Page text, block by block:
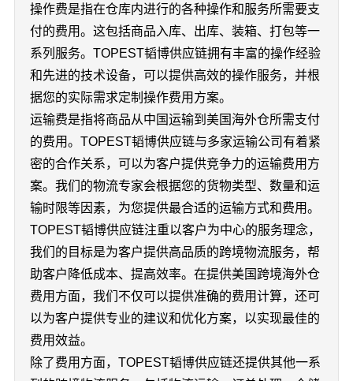
操作费是指在仓库内进行的各种操作和服务所需要支
付的费用。这包括商品入库、出库、装箱、打包等一
系列服务。TOPEST韬博供应链拥有丰富的操作经验
和先进的技术设备，可以提供高效的操作服务，并根
据您的实际需求定制操作费用方案。
运输费是指将商品从中国运输到美国海外仓所需支付
的费用。TOPEST韬博供应链与多家运输公司有着紧
密的合作关系，可以为客户提供竞争力的运输费用方
案。我们的物流专家会根据您的货物类型、数量和运
输时限等因素，为您提供最合适的运输方式和费用。
TOPEST韬博供应链注重以客户为中心的服务理念，
我们的目标是为客户提供高品质的跨境物流服务，帮
助客户降低成本、提高效率。在提供美国跨境海外仓
费用方面，我们不仅可以提供准确的费用计算，还可
以为客户提供专业的建议和优化方案，以实现最佳的
费用效益。
除了费用方面，TOPEST韬博供应链还提供其他一系